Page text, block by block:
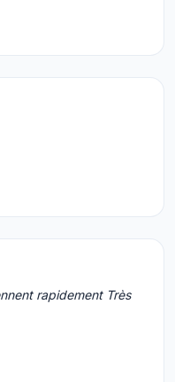
rapidement Très